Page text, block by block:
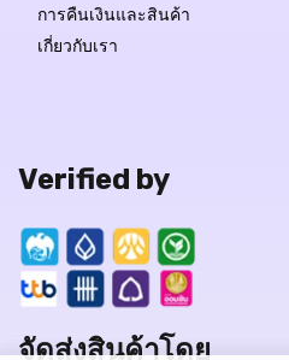
การคืนเงินและสินค้า
เกี่ยวกับเรา
Verified by
จัดส่งสินค้าโดย